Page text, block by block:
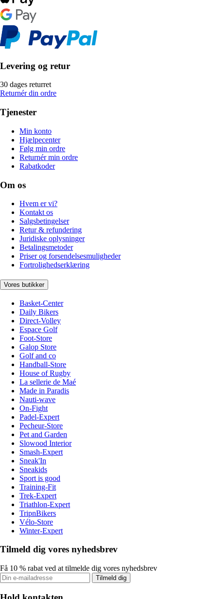
Levering og retur
30 dages returret
Returnér din ordre
Tjenester
Min konto
Hjælpecenter
Følg min ordre
Returnér min ordre
Rabatkoder
Om os
Hvem er vi?
Kontakt os
Salgsbetingelser
Retur & refundering
Juridiske oplysninger
Betalingsmetoder
Priser og forsendelsesmuligheder
Fortrolighedserklæring
Vores butikker
Basket-Center
Daily Bikers
Direct-Volley
Espace Golf
Foot-Store
Galop Store
Golf and co
Handball-Store
House of Rugby
La sellerie de Maé
Made in Paradis
Nauti-wave
On-Fight
Padel-Expert
Pecheur-Store
Pet and Garden
Slowood Interior
Smash-Expert
Sneak'In
Sneakids
Sport is good
Training-Fit
Trek-Expert
Triathlon-Expert
TripnBikers
Vélo-Store
Winter-Expert
Tilmeld dig vores nyhedsbrev
Få 10 % rabat ved at tilmelde dig vores nyhedsbrev
Tilmeld dig